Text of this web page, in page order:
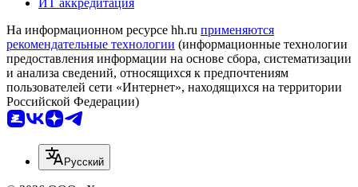
На информационном ресурсе hh.ru применяются
рекомендательные технологии (информационные технологии
предоставления информации на основе сбора, систематизации
и анализа сведений, относящихся к предпочтениям
пользователей сети «Интернет», находящихся на территории
Российской Федерации)
Русский